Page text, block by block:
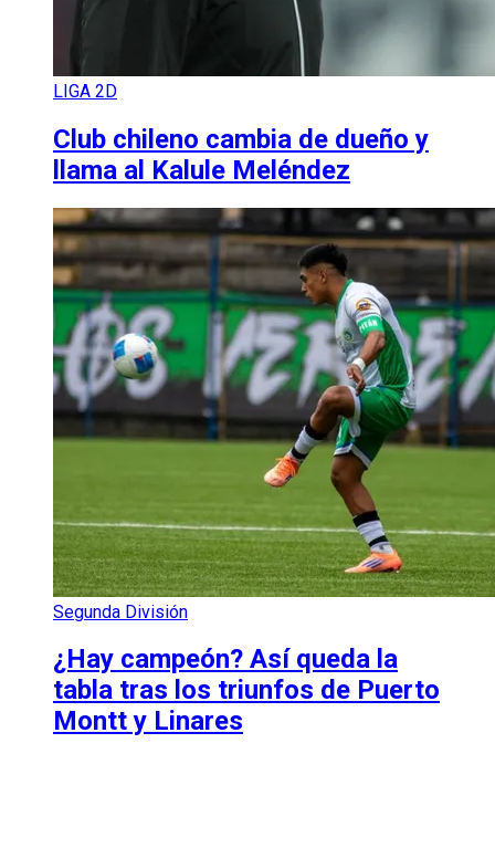
LIGA 2D
Club chileno cambia de dueño y
llama al Kalule Meléndez
Segunda División
¿Hay campeón? Así queda la
tabla tras los triunfos de Puerto
Montt y Linares